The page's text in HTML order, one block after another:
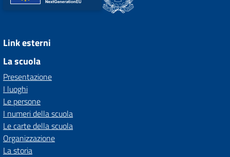
Link esterni
La scuola
Presentazione
I luoghi
Le persone
I numeri della scuola
Le carte della scuola
Organizzazione
La storia